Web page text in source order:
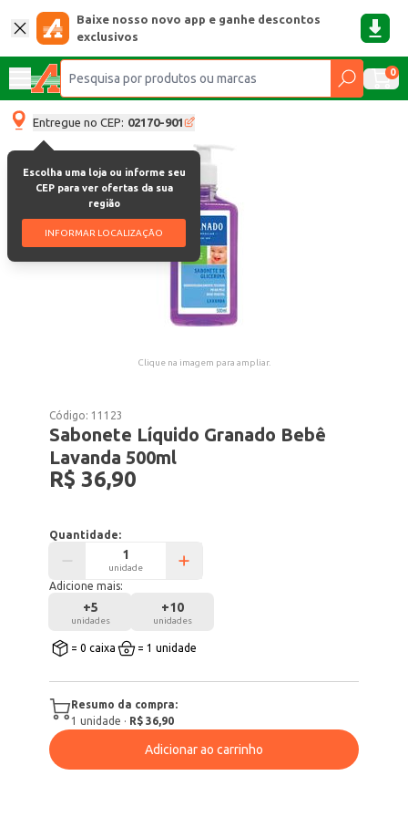
Baixe nosso novo app e ganhe descontos
exclusivos
0
Entregue no CEP: 02170-901
Escolha uma loja ou informe seu
CEP para ver ofertas da sua
região
INFORMAR LOCALIZAÇÃO
Clique na imagem para ampliar.
Código: 11123
Sabonete Líquido Granado Bebê
Lavanda 500ml
R$ 36,90
Quantidade:
unidade
Adicione mais:
+5
unidades
+10
unidades
= 0 caixa = 1 unidade
Resumo da compra:
1 unidade · R$ 36,90
Adicionar ao carrinho